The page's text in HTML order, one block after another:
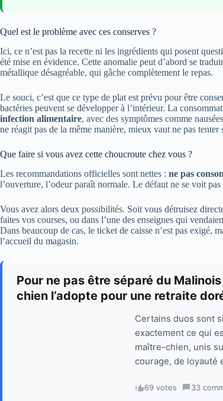
Quel est le problème avec ces conserves ?
Ici, ce n’est pas la recette ni les ingrédients qui posent
été mise en évidence. Cette anomalie peut d’abord se
métallique désagréable, qui gâche complètement le repas.
Le souci, c’est que ce type de plat est prévu pour être
bactéries peuvent se développer à l’intérieur. La
infection alimentaire, avec des symptômes comme
ne réagit pas de la même manière, mieux vaut ne pas tenter
Que faire si vous avez cette choucroute chez vous ?
Les recommandations officielles sont nettes : ne pas
l’ouverture, l’odeur paraît normale. Le défaut ne se voit
Vous avez alors deux possibilités. Soit vous détruisez
faites vos courses, ou dans l’une des enseignes qui
Dans beaucoup de cas, le ticket de caisse n’est pas exigé,
l’accueil du magasin.
Pour ne pas être séparé du
chien l’adopte pour une retraite
Certains duos sont
exactement ce qui
maître-chien, unis
courage, de loyauté
69 votes · 33